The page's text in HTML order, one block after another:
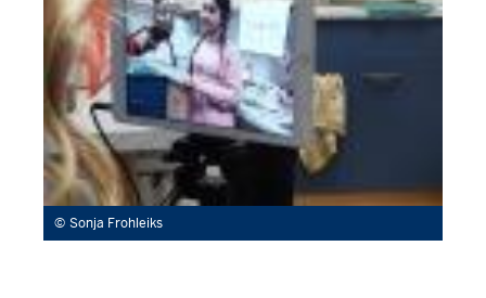
Sonja Frohleiks